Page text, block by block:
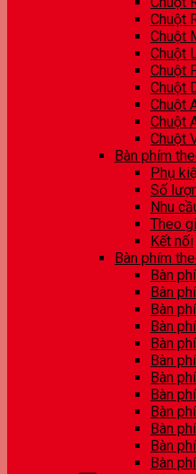
Chuột
Chuột
Chuột
Chuột
Chuột
Chuột
Chuột
Chuột
Bàn phím
Phụ
Số
Nhu
Theo
Kết nối
Bàn phím
Bàn
Bàn
Bàn
Bàn
Bàn
Bàn
Bàn
Bàn
Bàn
Bàn
Bàn
Bàn